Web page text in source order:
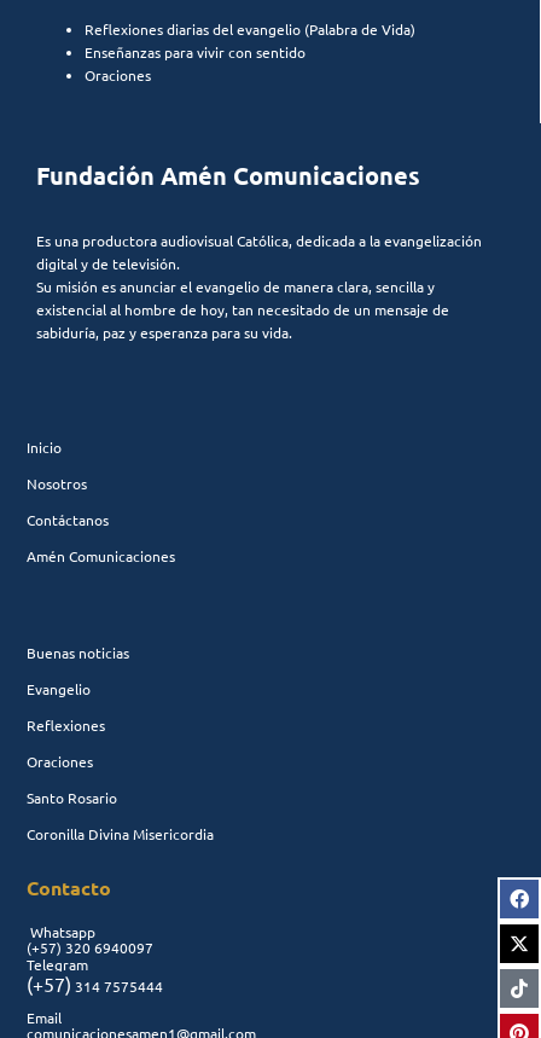
Reflexiones diarias del evangelio (Palabra de Vida)
Enseñanzas para vivir con sentido
Oraciones
Fundación Amén Comunicaciones
Es una productora audiovisual Católica, dedicada a la evangelización
digital y de televisión.
Su misión es anunciar el evangelio de manera clara, sencilla y
existencial al hombre de hoy, tan necesitado de un mensaje de
sabiduría, paz y esperanza para su vida.
Inicio
Nosotros
Contáctanos
Amén Comunicaciones
Buenas noticias
Evangelio
Reflexiones
Oraciones
Santo Rosario
Coronilla Divina Misericordia
Contacto
Whatsapp
(+57) 320 6940097
Telegram
(+57) 314 7575444
Email
comunicacionesamen1@gmail.com